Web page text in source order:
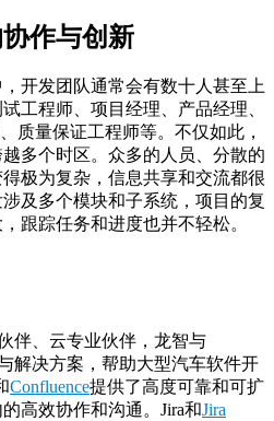
作与创新
开发团队通常会有数十人甚至上
工程师、项目经理、产品经理、
质量保证工程师等。不仅如此，
多个时区。众多的人员、分散的
极为复杂，信息共享和交流都很
及多个模块和子系统，项目的复
跟踪任务和进度也并不轻松。
伴、云专业伙伴，龙智与
解决方案，帮助大型汽车软件开
Confluence提供了高度可靠和可扩
高效协作和沟通。Jira和Jira